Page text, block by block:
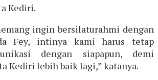
Kediri.
ingin bersilaturahmi dengan
Fey, intinya kami harus tetap
dengan siapapun, demi
Kediri lebih baik lagi,” katanya.